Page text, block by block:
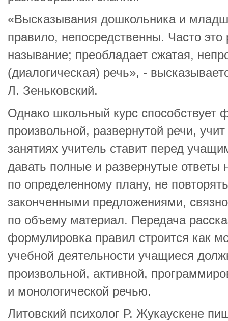
«Высказывания дошкольника и
правило, непосредственны. Часто это
называние; преобладает сжатая,
(диалогическая) речь», -
Л. Зеньковский.
Однако школьный курс способствует
произвольной, развернутой речи,
занятиях учитель ставит перед
давать полные и развернутые ответы
по определенному плану, не
законченными предложениями,
по объему материал. Передача
формулировка правил строится как
учебной деятельности учащиеся
произвольной, активной,
и монологической речью.
Литовский психолог Р. Жукаускене